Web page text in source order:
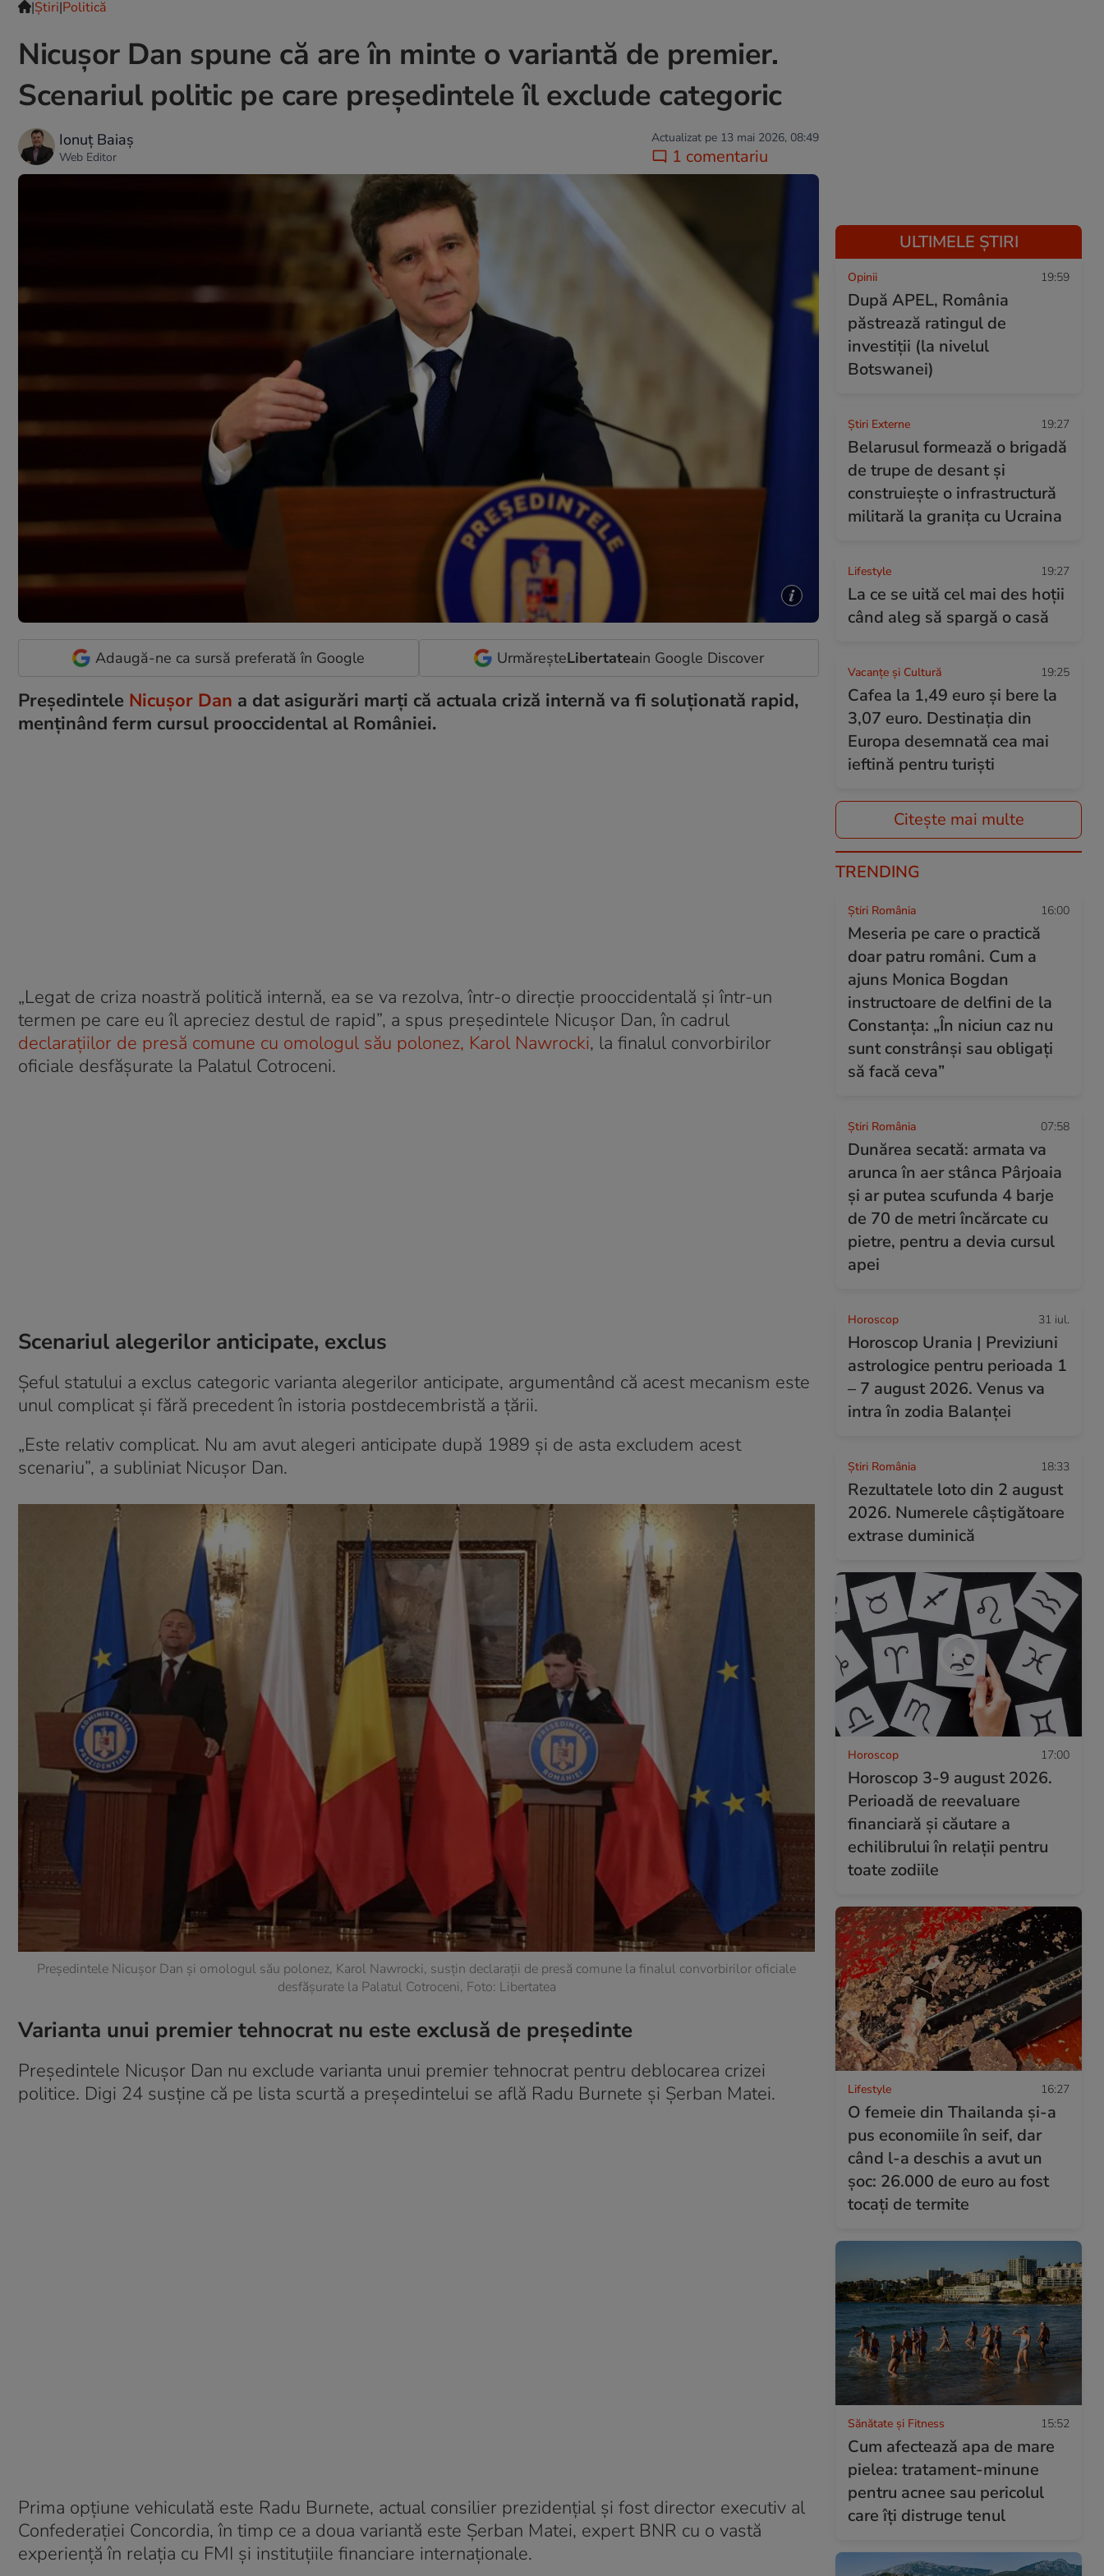
|Ştiri|Politică
Nicușor Dan spune că are în minte o variantă de premier.
Scenariul politic pe care președintele îl exclude categoric
Ionuț Baiaș
Web Editor
Actualizat pe 13 mai 2026, 08:49
1 comentariu
Adaugă-ne ca sursă preferată în Google UrmăreșteLibertateain Google Discover
Președintele Nicușor Dan a dat asigurări marți că actuala criză internă va fi soluționată rapid,
menținând ferm cursul prooccidental al României.
„Legat de criza noastră politică internă, ea se va rezolva, într-o direcţie prooccidentală şi într-un
termen pe care eu îl apreciez destul de rapid”, a spus preşedintele Nicuşor Dan, în cadrul
declaraţiilor de presă comune cu omologul său polonez, Karol Nawrocki, la finalul convorbirilor
oficiale desfășurate la Palatul Cotroceni.
Scenariul alegerilor anticipate, exclus
Șeful statului a exclus categoric varianta alegerilor anticipate, argumentând că acest mecanism este
unul complicat și fără precedent în istoria postdecembristă a țării.
„Este relativ complicat. Nu am avut alegeri anticipate după 1989 şi de asta excludem acest
scenariu”, a subliniat Nicuşor Dan.
Președintele Nicușor Dan și omologul său polonez, Karol Nawrocki, susțin declarații de presă comune la finalul convorbirilor oficiale
desfășurate la Palatul Cotroceni, Foto: Libertatea
Varianta unui premier tehnocrat nu este exclusă de președinte
Președintele Nicușor Dan nu exclude varianta unui premier tehnocrat pentru deblocarea crizei
politice. Digi 24 susține că pe lista scurtă a președintelui se află Radu Burnete și Șerban Matei.
Prima opțiune vehiculată este Radu Burnete, actual consilier prezidențial și fost director executiv al
Confederației Concordia, în timp ce a doua variantă este Șerban Matei, expert BNR cu o vastă
experiență în relația cu FMI și instituțiile financiare internaționale.
ULTIMELE ȘTIRI
Opinii 19:59
După APEL, România
păstrează ratingul de
investiții (la nivelul
Botswanei)
Știri Externe 19:27
Belarusul formează o brigadă
de trupe de desant și
construiește o infrastructură
militară la granița cu Ucraina
Lifestyle 19:27
La ce se uită cel mai des hoții
când aleg să spargă o casă
Vacanțe și Cultură 19:25
Cafea la 1,49 euro și bere la
3,07 euro. Destinația din
Europa desemnată cea mai
ieftină pentru turiști
Citește mai multe
TRENDING
Știri România 16:00
Meseria pe care o practică
doar patru români. Cum a
ajuns Monica Bogdan
instructoare de delfini de la
Constanța: „În niciun caz nu
sunt constrânși sau obligați
să facă ceva”
Știri România 07:58
Dunărea secată: armata va
arunca în aer stânca Pârjoaia
și ar putea scufunda 4 barje
de 70 de metri încărcate cu
pietre, pentru a devia cursul
apei
Horoscop 31 iul.
Horoscop Urania | Previziuni
astrologice pentru perioada 1
– 7 august 2026. Venus va
intra în zodia Balanței
Știri România 18:33
Rezultatele loto din 2 august
2026. Numerele câștigătoare
extrase duminică
Horoscop 17:00
Horoscop 3-9 august 2026.
Perioadă de reevaluare
financiară și căutare a
echilibrului în relații pentru
toate zodiile
Lifestyle 16:27
O femeie din Thailanda și-a
pus economiile în seif, dar
când l-a deschis a avut un
șoc: 26.000 de euro au fost
tocați de termite
Sănătate și Fitness 15:52
Cum afectează apa de mare
pielea: tratament-minune
pentru acnee sau pericolul
care îți distruge tenul